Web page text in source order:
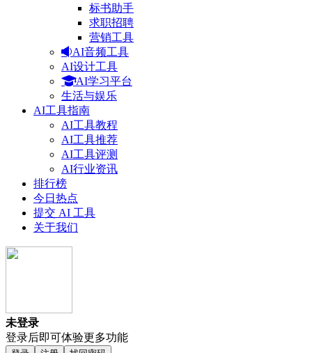
标书助手
求职招聘
营销工具
AI音频工具
AI设计工具
AI学习平台
生活与娱乐
AI工具指南
AI工具教程
AI工具推荐
AI工具评测
AI行业资讯
排行榜
今日热点
提交 AI 工具
关于我们
未登录
登录后即可体验更多功能